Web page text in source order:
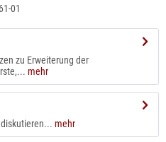
01
zu Erweiterung der
mehr
mehr